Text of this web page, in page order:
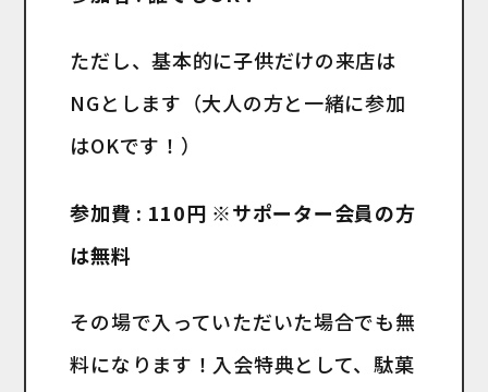
ただし、基本的に子供だけの来店は
NGとします（大人の方と一緒に参加
はOKです！）
参加費 : 110円 ※サポーター会員の方
は無料
その場で入っていただいた場合でも無
料になります！入会特典として、駄菓